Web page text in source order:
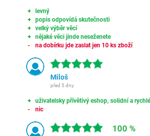
levný
popis odpovídá skutečnosti
velký výběr věcí
nějaké věci jinde neseženete
na dobírku jde zaslat jen 10 ks zboží
Miloš
před 5 dny
uživatelsky přívětivý eshop, solidní a
nic
100 %